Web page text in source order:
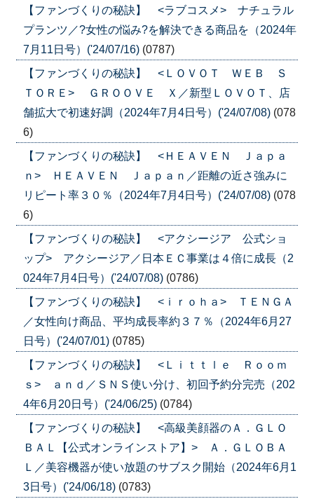
【ファンづくりの秘訣】 <ラブコスメ> ナチュラル
プランツ／?女性の悩み?を解決できる商品を（2024年
7月11日号）('24/07/16) (0787)
【ファンづくりの秘訣】 <ＬＯＶＯＴ ＷＥＢ Ｓ
ＴＯＲＥ> ＧＲＯＯＶＥ Ｘ／新型ＬＯＶＯＴ、店
舗拡大で初速好調（2024年7月4日号）('24/07/08) (078
6)
【ファンづくりの秘訣】 <ＨＥＡＶＥＮ Ｊａｐａ
ｎ> ＨＥＡＶＥＮ Ｊａｐａｎ／距離の近さ強みに
リピート率３０％（2024年7月4日号）('24/07/08) (078
6)
【ファンづくりの秘訣】 <アクシージア 公式ショ
ップ> アクシージア／日本ＥＣ事業は４倍に成長（2
024年7月4日号）('24/07/08) (0786)
【ファンづくりの秘訣】 <ｉｒｏｈａ> ＴＥＮＧＡ
／女性向け商品、平均成長率約３７％（2024年6月27
日号）('24/07/01) (0785)
【ファンづくりの秘訣】 <Ｌｉｔｔｌｅ Ｒｏｏｍ
ｓ> ａｎｄ／ＳＮＳ使い分け、初回予約分完売（202
4年6月20日号）('24/06/25) (0784)
【ファンづくりの秘訣】 <高級美顔器のＡ．ＧＬＯ
ＢＡＬ【公式オンラインストア】> Ａ．ＧＬＯＢＡ
Ｌ／美容機器が使い放題のサブスク開始（2024年6月1
3日号）('24/06/18) (0783)